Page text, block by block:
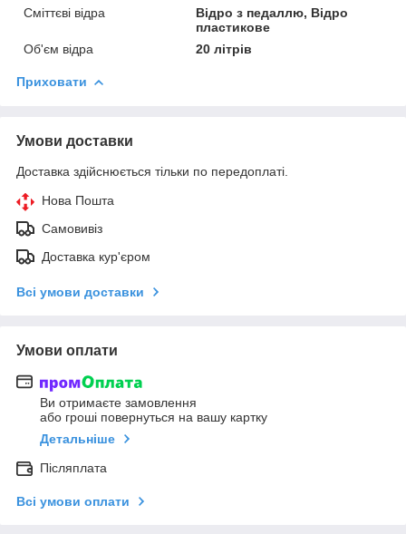
Сміттєві відра
Відро з педаллю, Відро
пластикове
Об'єм відра
20 літрів
Приховати
Умови доставки
Доставка здійснюється тільки по передоплаті.
Нова Пошта
Самовивіз
Доставка кур'єром
Всі умови доставки
Умови оплати
Ви отримаєте замовлення
або гроші повернуться на вашу картку
Детальніше
Післяплата
Всі умови оплати